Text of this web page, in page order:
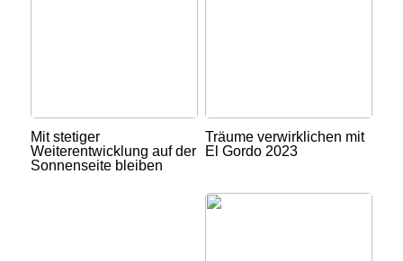
Mit stetiger
Weiterentwicklung auf der
Sonnenseite bleiben
Träume verwirklichen mit
El Gordo 2023